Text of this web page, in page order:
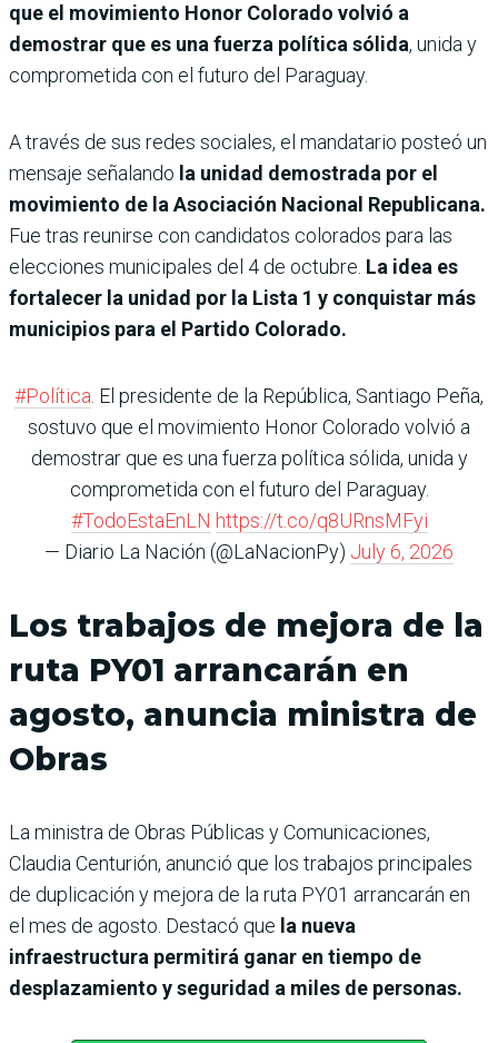
que el movimiento Honor Colorado volvió a
demostrar que es una fuerza política sólida, unida y
comprometida con el futuro del Paraguay.
A través de sus redes sociales, el mandatario posteó un
mensaje señalando la unidad demostrada por el
movimiento de la Asociación Nacional Republicana.
Fue tras reunirse con candidatos colorados para las
elecciones municipales del 4 de octubre. La idea es
fortalecer la unidad por la Lista 1 y conquistar más
municipios para el Partido Colorado.
#Política. El presidente de la República, Santiago Peña,
sostuvo que el movimiento Honor Colorado volvió a
demostrar que es una fuerza política sólida, unida y
comprometida con el futuro del Paraguay.
#TodoEstaEnLN https://t.co/q8URnsMFyi
— Diario La Nación (@LaNacionPy) July 6, 2026
Los trabajos de mejora de la
ruta PY01 arrancarán en
agosto, anuncia ministra de
Obras
La ministra de Obras Públicas y Comunicaciones,
Claudia Centurión, anunció que los trabajos principales
de duplicación y mejora de la ruta PY01 arrancarán en
el mes de agosto. Destacó que la nueva
infraestructura permitirá ganar en tiempo de
desplazamiento y seguridad a miles de personas.